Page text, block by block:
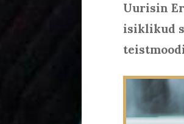
Uurisin
isiklikud